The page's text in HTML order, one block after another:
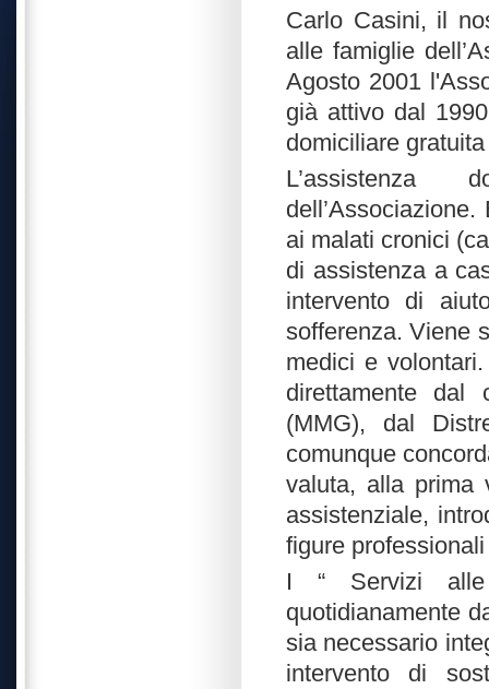
Carlo Casini, il
alle famiglie
Agosto 2001
già attivo dal
domiciliare
L’assistenza
ai malati cronici
di assistenza a
intervento di
sofferenza. Viene
medici e
direttamente
(MMG), dal
comunque
valuta, alla prima
assistenziale,
figure
I “ Servizi alle
quotidianamente
sia necessario
intervento di